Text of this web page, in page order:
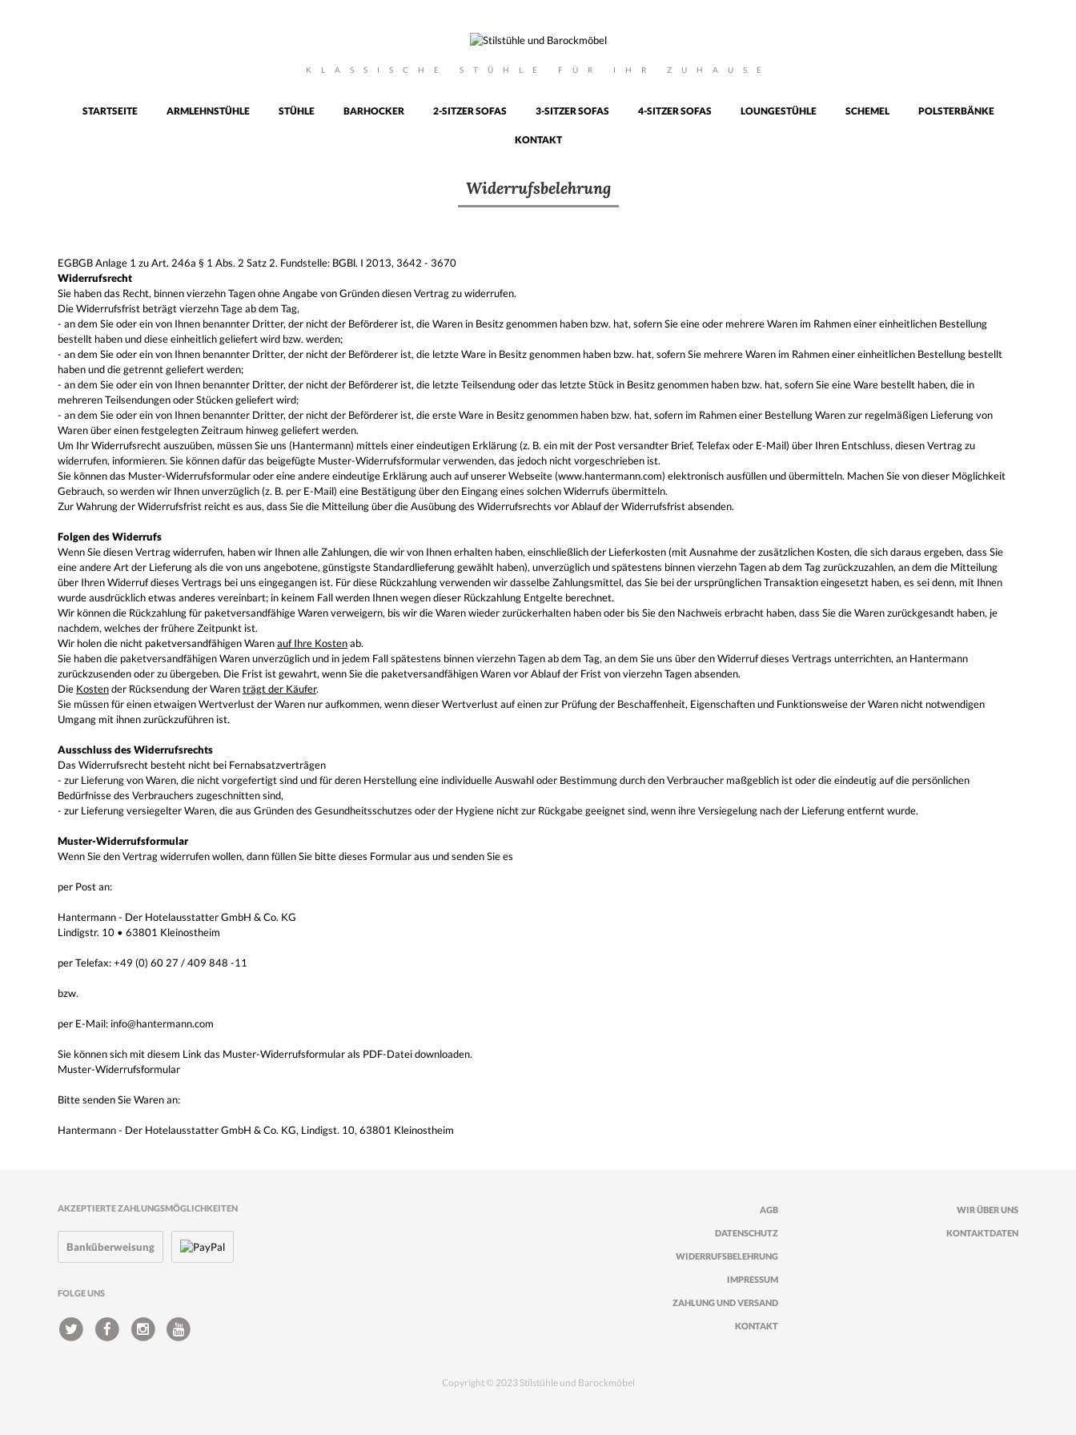
KLASSISCHE STÜHLE FÜR IHR ZUHAUSE
STARTSEITE ARMLEHNSTÜHLE STÜHLE BARHOCKER 2-SITZER SOFAS 3-SITZER SOFAS 4-SITZER SOFAS LOUNGESTÜHLE SCHEMEL POLSTERBÄNKE
KONTAKT
Widerrufsbelehrung
EGBGB Anlage 1 zu Art. 246a § 1 Abs. 2 Satz 2. Fundstelle: BGBl. I 2013, 3642 - 3670
Widerrufsrecht
Sie haben das Recht, binnen vierzehn Tagen ohne Angabe von Gründen diesen Vertrag zu widerrufen.
Die Widerrufsfrist beträgt vierzehn Tage ab dem Tag,
- an dem Sie oder ein von Ihnen benannter Dritter, der nicht der Beförderer ist, die Waren in Besitz genommen haben bzw. hat, sofern Sie eine oder mehrere Waren im Rahmen einer einheitlichen Bestellung
bestellt haben und diese einheitlich geliefert wird bzw. werden;
- an dem Sie oder ein von Ihnen benannter Dritter, der nicht der Beförderer ist, die letzte Ware in Besitz genommen haben bzw. hat, sofern Sie mehrere Waren im Rahmen einer einheitlichen Bestellung bestellt
haben und die getrennt geliefert werden;
- an dem Sie oder ein von Ihnen benannter Dritter, der nicht der Beförderer ist, die letzte Teilsendung oder das letzte Stück in Besitz genommen haben bzw. hat, sofern Sie eine Ware bestellt haben, die in
mehreren Teilsendungen oder Stücken geliefert wird;
- an dem Sie oder ein von Ihnen benannter Dritter, der nicht der Beförderer ist, die erste Ware in Besitz genommen haben bzw. hat, sofern im Rahmen einer Bestellung Waren zur regelmäßigen Lieferung von
Waren über einen festgelegten Zeitraum hinweg geliefert werden.
Um Ihr Widerrufsrecht auszuüben, müssen Sie uns (Hantermann) mittels einer eindeutigen Erklärung (z. B. ein mit der Post versandter Brief, Telefax oder E-Mail) über Ihren Entschluss, diesen Vertrag zu
widerrufen, informieren. Sie können dafür das beigefügte Muster-Widerrufsformular verwenden, das jedoch nicht vorgeschrieben ist.
Sie können das Muster-Widerrufsformular oder eine andere eindeutige Erklärung auch auf unserer Webseite (www.hantermann.com) elektronisch ausfüllen und übermitteln. Machen Sie von dieser Möglichkeit
Gebrauch, so werden wir Ihnen unverzüglich (z. B. per E-Mail) eine Bestätigung über den Eingang eines solchen Widerrufs übermitteln.
Zur Wahrung der Widerrufsfrist reicht es aus, dass Sie die Mitteilung über die Ausübung des Widerrufsrechts vor Ablauf der Widerrufsfrist absenden.
Folgen des Widerrufs
Wenn Sie diesen Vertrag widerrufen, haben wir Ihnen alle Zahlungen, die wir von Ihnen erhalten haben, einschließlich der Lieferkosten (mit Ausnahme der zusätzlichen Kosten, die sich daraus ergeben, dass Sie
eine andere Art der Lieferung als die von uns angebotene, günstigste Standardlieferung gewählt haben), unverzüglich und spätestens binnen vierzehn Tagen ab dem Tag zurückzuzahlen, an dem die Mitteilung
über Ihren Widerruf dieses Vertrags bei uns eingegangen ist. Für diese Rückzahlung verwenden wir dasselbe Zahlungsmittel, das Sie bei der ursprünglichen Transaktion eingesetzt haben, es sei denn, mit Ihnen
wurde ausdrücklich etwas anderes vereinbart; in keinem Fall werden Ihnen wegen dieser Rückzahlung Entgelte berechnet.
Wir können die Rückzahlung für paketversandfähige Waren verweigern, bis wir die Waren wieder zurückerhalten haben oder bis Sie den Nachweis erbracht haben, dass Sie die Waren zurückgesandt haben, je
nachdem, welches der frühere Zeitpunkt ist.
Wir holen die nicht paketversandfähigen Warenauf Ihre Kostenab.
Sie haben die paketversandfähigen Waren unverzüglich und in jedem Fall spätestens binnen vierzehn Tagen ab dem Tag, an dem Sie uns über den Widerruf dieses Vertrags unterrichten, an Hantermann
zurückzusenden oder zu übergeben. Die Frist ist gewahrt, wenn Sie die paketversandfähigen Waren vor Ablauf der Frist von vierzehn Tagen absenden.
Die Kostender Rücksendung der Warenträgt der Käufer.
Sie müssen für einen etwaigen Wertverlust der Waren nur aufkommen, wenn dieser Wertverlust auf einen zur Prüfung der Beschaffenheit, Eigenschaften und Funktionsweise der Waren nicht notwendigen
Umgang mit ihnen zurückzuführen ist.
Ausschluss des Widerrufsrechts
Das Widerrufsrecht besteht nicht bei Fernabsatzverträgen
- zur Lieferung von Waren, die nicht vorgefertigt sind und für deren Herstellung eine individuelle Auswahl oder Bestimmung durch den Verbraucher maßgeblich ist oder die eindeutig auf die persönlichen
Bedürfnisse des Verbrauchers zugeschnitten sind,
- zur Lieferung versiegelter Waren, die aus Gründen des Gesundheitsschutzes oder der Hygiene nicht zur Rückgabe geeignet sind, wenn ihre Versiegelung nach der Lieferung entfernt wurde.
Muster-Widerrufsformular
Wenn Sie den Vertrag widerrufen wollen, dann füllen Sie bitte dieses Formular aus und senden Sie es
per Post an:
Hantermann - Der Hotelausstatter GmbH & Co. KG
Lindigstr. 10 • 63801 Kleinostheim
per Telefax: +49 (0) 60 27 / 409 848 -11
bzw.
per E-Mail: info@hantermann.com
Sie können sich mit diesem Link das Muster-Widerrufsformular als PDF-Datei downloaden.
Muster-Widerrufsformular
Bitte senden Sie Waren an:
Hantermann - Der Hotelausstatter GmbH & Co. KG, Lindigst. 10, 63801 Kleinostheim
AKZEPTIERTE ZAHLUNGSMÖGLICHKEITEN
Banküberweisung
FOLGE UNS
AGB
DATENSCHUTZ
WIDERRUFSBELEHRUNG
IMPRESSUM
ZAHLUNG UND VERSAND
KONTAKT
WIR ÜBER UNS
KONTAKTDATEN
Copyright © 2023 Stilstühle und Barockmöbel